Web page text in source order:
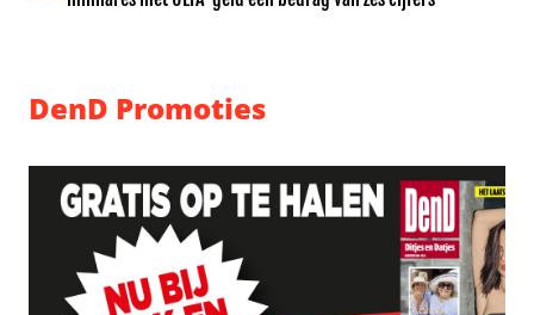
DenD Promoties